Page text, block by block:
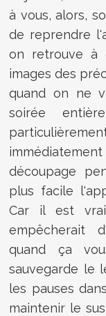
à vous, alors,
de reprendre
on retrouve à
images des
quand on ne
soirée
découpage
plus facile
Car il est
empêcherait
quand ça
sauvegarde le
les pauses
maintenir le